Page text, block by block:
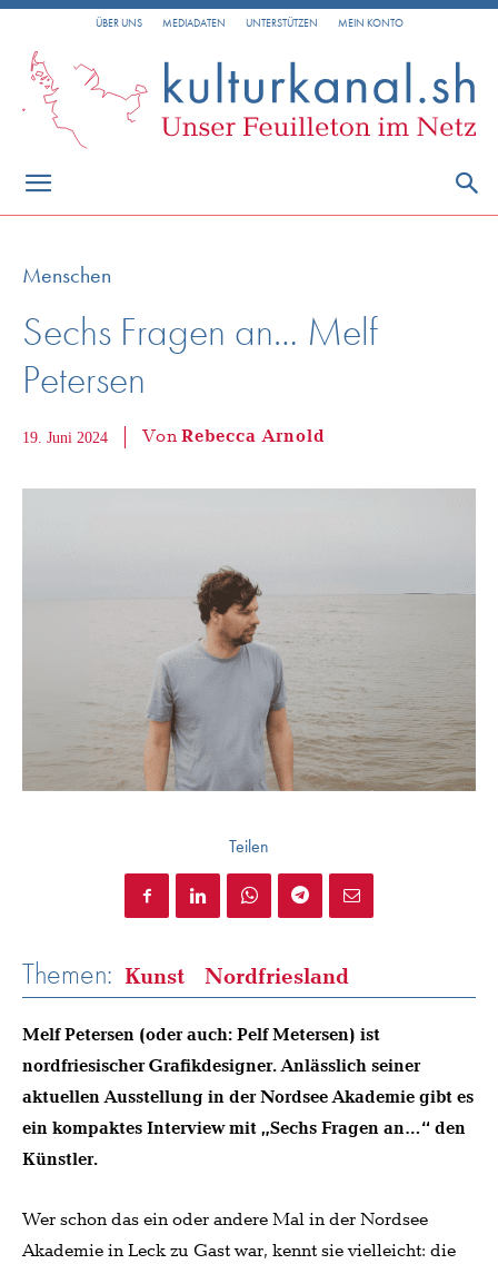
ÜBER UNS MEDIADATEN UNTERSTÜTZEN MEIN KONTO
Menschen
Sechs Fragen an… Melf
Petersen
19. Juni 2024 VonRebecca Arnold
Teilen
Themen: Kunst Nordfriesland
Melf Petersen (oder auch: Pelf Metersen) ist
nordfriesischer Grafikdesigner. Anlässlich seiner
aktuellen Ausstellung in der Nordsee Akademie gibt es
ein kompaktes Interview mit „Sechs Fragen an…“ den
Künstler.
Wer schon das ein oder andere Mal in der Nordsee
Akademie in Leck zu Gast war, kennt sie vielleicht: die